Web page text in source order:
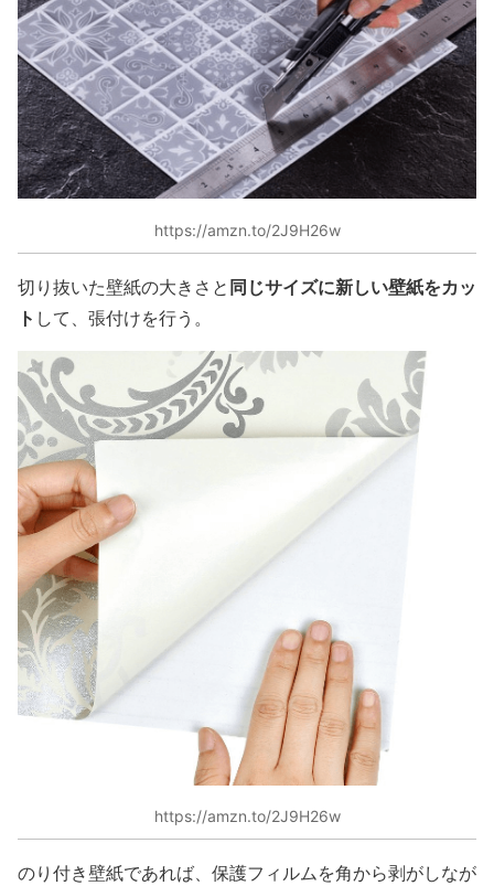
https://amzn.to/2J9H26w
切り抜いた壁紙の大きさと同じサイズに新しい壁紙をカッ
ト して、張付けを行う。
https://amzn.to/2J9H26w
のり付き壁紙であれば、保護フィルムを角から剥がしなが